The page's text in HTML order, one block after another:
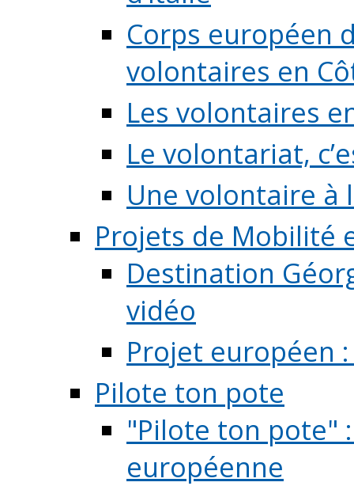
Corps européen
volontaires en
Les volontaires
Le volontariat,
Une volontaire à
Projets de Mobilité
Destination
vidéo
Projet européen
Pilote ton pote
"Pilote ton pote"
européenne